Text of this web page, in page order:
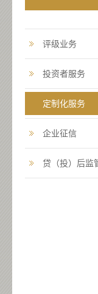
评级业务
投资者服务
定制化服务
企业征信
贷（投）后监